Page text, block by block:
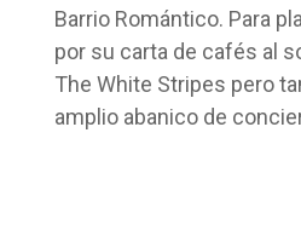
Barrio Romántico. Para
por su carta de cafés al
The White Stripes pero
amplio abanico de